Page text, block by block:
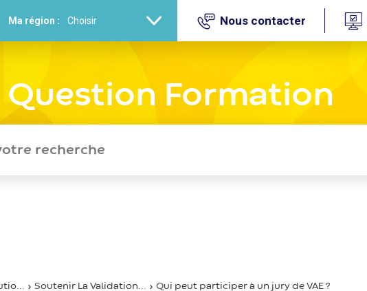
Ma région : Nous contacter
Question Formation
Soutenir La Validation... Qui peut participer à un jury de VAE ?